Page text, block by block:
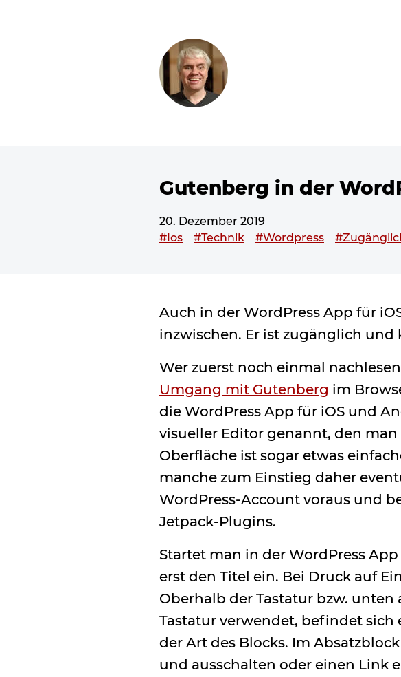
Gutenberg in der
20. Dezember 2019
Dieser Beitrag wurde verschlagwortet mit
#Ios #Technik #Wordpress
Auch in der WordPress App für
inzwischen. Er ist zugänglich
Wer zuerst noch einmal
Umgang mit Gutenberg im
die WordPress App für iOS und
visueller Editor genannt, den man
Oberfläche ist sogar etwas
manche zum Einstieg daher
WordPress-Account voraus und
Jetpack-Plugins.
Startet man in der WordPress
erst den Titel ein. Bei Druck auf
Oberhalb der Tastatur bzw.
Tastatur verwendet, befindet sich
der Art des Blocks. Im
und ausschalten oder einen Link